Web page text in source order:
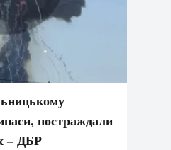
постраждали
– ДБР